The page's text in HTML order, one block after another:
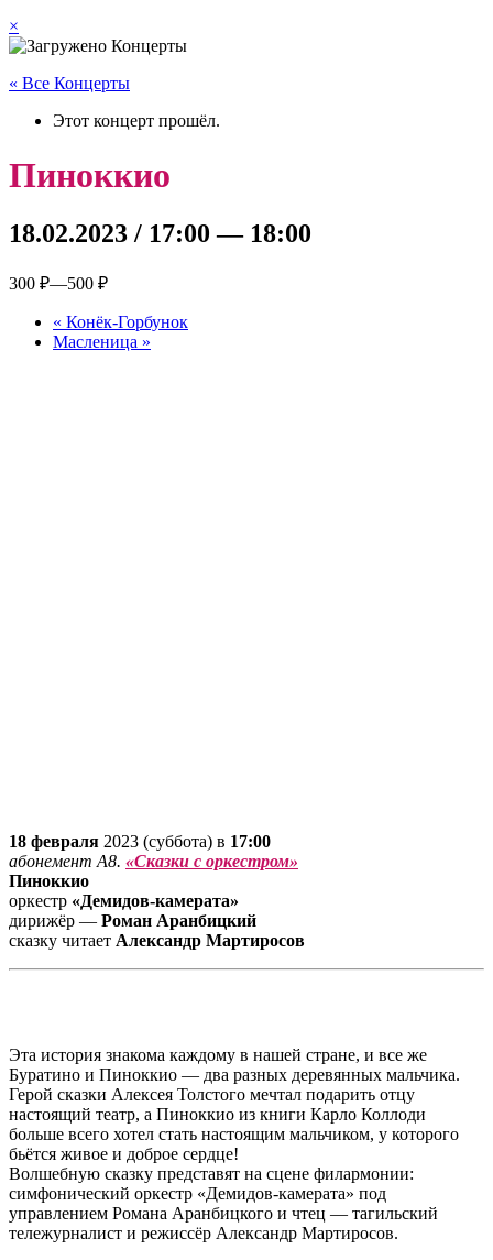
×
« Все Концерты
Этот концерт прошёл.
Пиноккио
18.02.2023 / 17:00 — 18:00
300 ₽—500 ₽
« Конёк-Горбунок
Масленица »
18 февраля 2023 (суббота) в 17:00
абонемент А8. «Сказки с оркестром»
Пиноккио
оркестр «Демидов-камерата»
дирижёр — Роман Аранбицкий
сказку читает Александр Мартиросов
Эта история знакома каждому в нашей стране, и все же
Буратино и Пиноккио — два разных деревянных мальчика.
Герой сказки Алексея Толстого мечтал подарить отцу
настоящий театр, а Пиноккио из книги Карло Коллоди
больше всего хотел стать настоящим мальчиком, у которого
бьётся живое и доброе сердце!
Волшебную сказку представят на сцене филармонии:
симфонический оркестр «Демидов-камерата» под
управлением Романа Аранбицкого и чтец — тагильский
тележурналист и режиссёр Александр Мартиросов.